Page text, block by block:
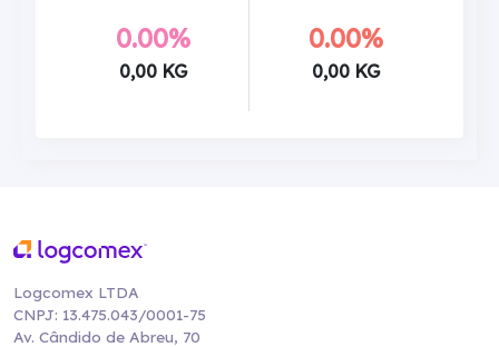
0.00%
0,00 KG
0.00%
0,00 KG
Logcomex LTDA
CNPJ: 13.475.043/0001-75
Av. Cândido de Abreu, 70